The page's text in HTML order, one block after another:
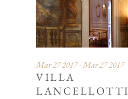
Mar 27 2017 - Mar 27 2017
VILLA
LANCELLOTTI